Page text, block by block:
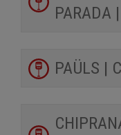
PARADA
PAÜLS |